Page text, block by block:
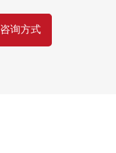
咨询方式